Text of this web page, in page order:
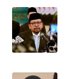
WN
KEPRI
WN